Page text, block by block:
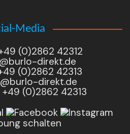
Media
(0)2862 42312
direkt.de
(0)2862 42313
direkt.de
(0)2862 42313